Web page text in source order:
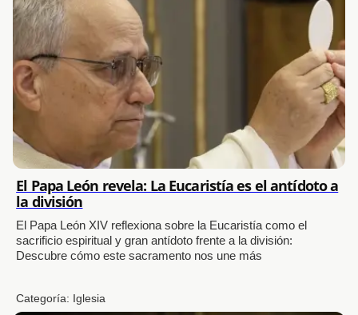
El Papa León revela: La Eucaristía es el antídoto a
la división
El Papa León XIV reflexiona sobre la Eucaristía como el
sacrificio espiritual y gran antídoto frente a la división:
Descubre cómo este sacramento nos une más
Categoría: Iglesia